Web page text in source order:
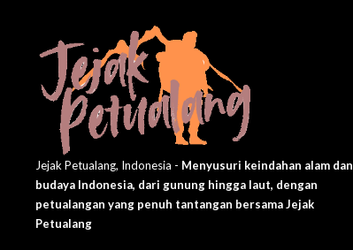
Jejak Petualang, Indonesia - Menyusuri keindahan alam dan
budaya Indonesia, dari gunung hingga laut, dengan
petualangan yang penuh tantangan bersama Jejak
Petualang